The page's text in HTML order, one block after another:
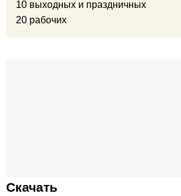
10 выходных и праздничных
20 рабочих
Скачать